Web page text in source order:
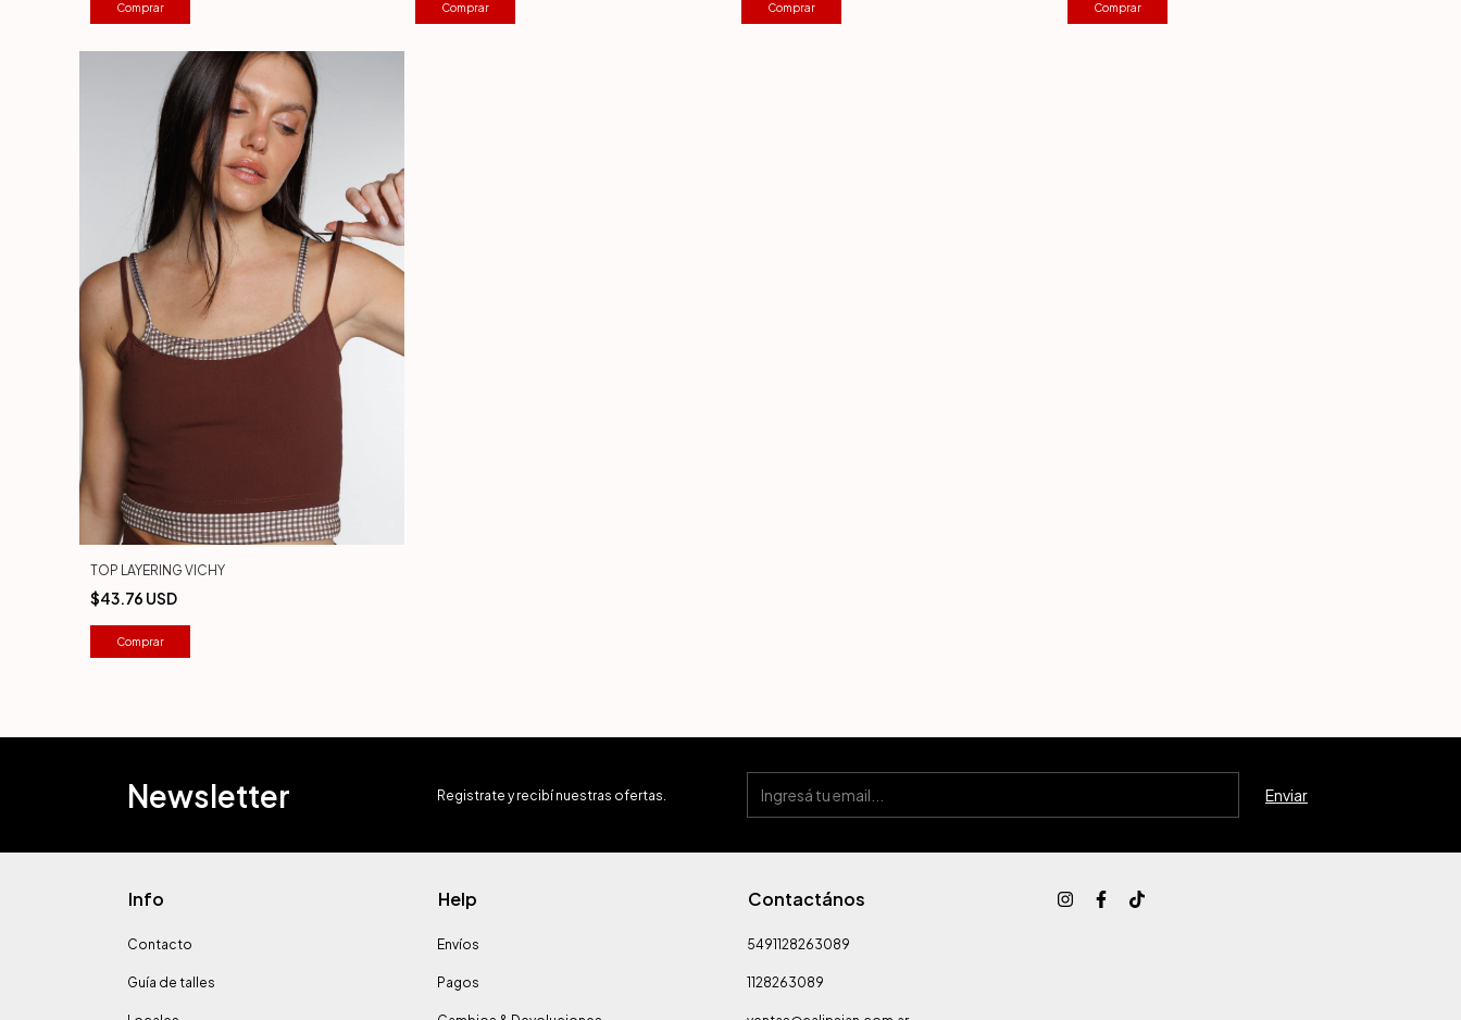
Comprar Comprar Comprar Comprar
TOP LAYERING VICHY
$43.76 USD
Comprar
Newsletter Registrate y recibí nuestras ofertas.
Info
Contacto
Guía de talles
Help
Envíos
Pagos
Contactános
5491128263089
1128263089